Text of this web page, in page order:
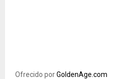
Ofrecido porGoldenAge.com